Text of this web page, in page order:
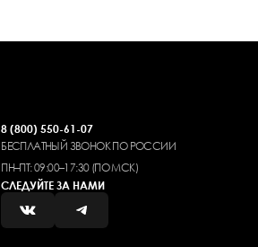
8 (800) 550-61-07
БЕСПЛАТНЫЙ ЗВОНОК ПО РОССИИ
ПН–ПТ: 09:00–17:30 (ПО МСК)
СЛЕДУЙТЕ ЗА НАМИ